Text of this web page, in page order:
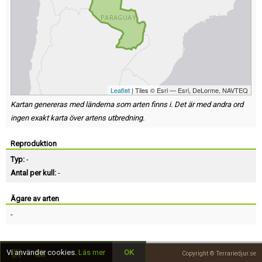
Leaflet| Tiles © Esri — Esri, DeLorme, NAVTEQ
Kartan genereras med länderna som arten finns i. Det är med andra ord
ingen exakt karta över artens utbredning.
Reproduktion
Typ: -
Antal per kull: -
Ägare av arten
-
Copyright © Terrariedjur.se
Vi använder cookies. Läs mer OK